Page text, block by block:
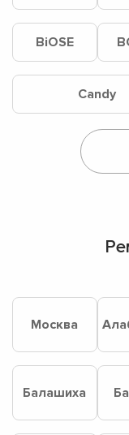
BiOSE
Candy
Москва
Балашиха